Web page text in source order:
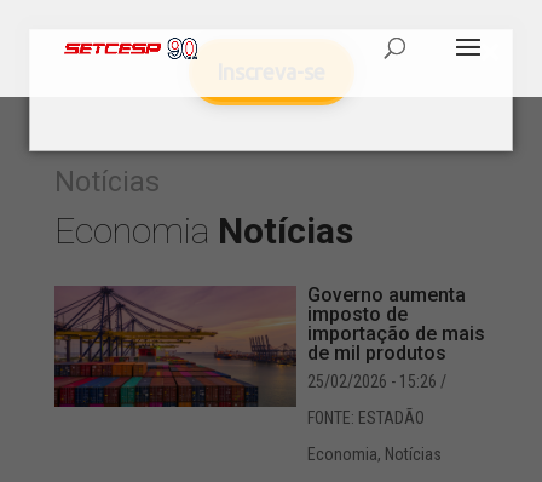
Notícias
Economia Notícias
Governo aumenta
imposto de
importação de mais
de mil produtos
25/02/2026 - 15:26 /
FONTE: ESTADÃO
Economia, Notícias